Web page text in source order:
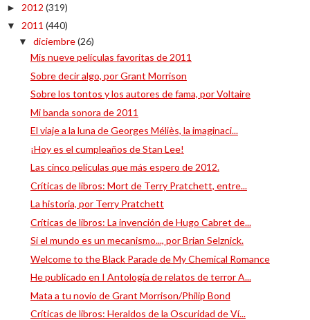
► 2012 (319)
▼ 2011 (440)
▼ diciembre(26)
Mis nueve películas favoritas de 2011
Sobre decir algo, por Grant Morrison
Sobre los tontos y los autores de fama, por Voltaire
Mi banda sonora de 2011
El viaje a la luna de Georges Méliès, la imaginaci...
¡Hoy es el cumpleaños de Stan Lee!
Las cinco películas que más espero de 2012.
Críticas de libros: Mort de Terry Pratchett, entre...
La historia, por Terry Pratchett
Críticas de libros: La invención de Hugo Cabret de...
Si el mundo es un mecanismo..., por Brian Selznick.
Welcome to the Black Parade de My Chemical Romance
He publicado en I Antología de relatos de terror A...
Mata a tu novio de Grant Morrison/Philip Bond
Críticas de libros: Heraldos de la Oscuridad de Ví...